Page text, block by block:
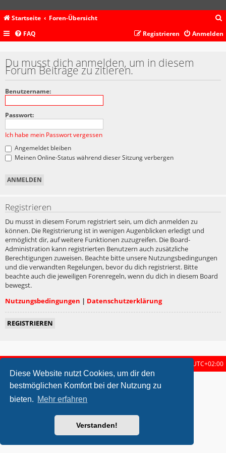
Diese Website nutzt Cookies, um dir den
bestmöglichen Komfort bei der Nutzung zu
bieten. Mehr erfahren
Verstanden!
Startseite Foren-Übersicht
c
FAQ Anmelden
Registrieren
Du musst dich anmelden, um in diesem
Forum Beiträge zu zitieren.
Benutzername:
Passwort:
Ich habe mein Passwort vergessen
Angemeldet bleiben
Meinen Online-Status während dieser Sitzung verbergen
Registrieren
Du musst in diesem Forum registriert sein, um dich anmelden zu
können. Die Registrierung ist in wenigen Augenblicken erledigt und
ermöglicht dir, auf weitere Funktionen zuzugreifen. Die Board-
Administration kann registrierten Benutzern auch zusätzliche
Berechtigungen zuweisen. Beachte bitte unsere Nutzungsbedingungen
und die verwandten Regelungen, bevor du dich registrierst. Bitte
beachte auch die jeweiligen Forenregeln, wenn du dich in diesem Board
bewegst.
Nutzungsbedingungen | Datenschutzerklärung
REGISTRIEREN
UTC+02:00
metrolike style by Eric Seguin Updated for phpBB3.2 by
Powered byphpBB ® Forum Software © phpBB Limited
Deutsche Übersetzung durch